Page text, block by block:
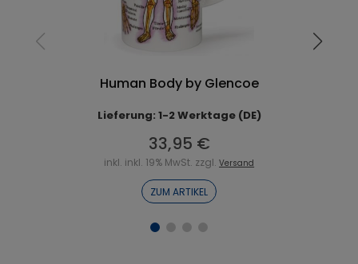
Human Body by Glencoe
Lieferung: 1-2 Werktage (DE)
33,95 €
inkl. inkl. 19% MwSt. zzgl.Versand
ZUM ARTIKEL